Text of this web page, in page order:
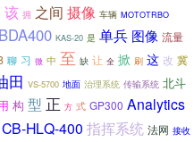
该 拥 之间 摄像 车辆 MOTOTRBO
KAS-20 是 单兵 图像 流量
聊 习 微 中 至 缺 让 全 掀 刷 这 改 冀
田 VS-5700 地面 治理系统 传输系统 北斗
构 型 正 方 式 GP300 Analytics
CB-HLQ-400 指挥系统 法网 接收